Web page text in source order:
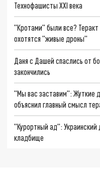
Технофашисты XXI века
"Кротами" были все? Теракт
охотятся "живые дроны"
Даня с Дашей спаслись от
закончились
"Мы вас заставим": Жуткие
объяснил главный смысл
"Курортный ад": Украинский
кладбище